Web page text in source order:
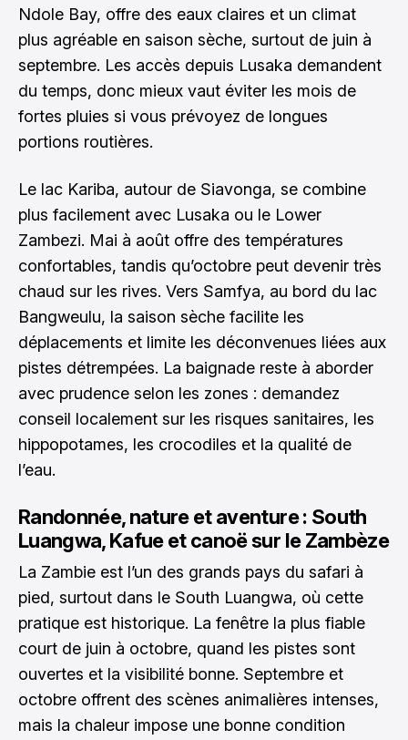
Ndole Bay, offre des eaux claires et un climat
plus agréable en saison sèche, surtout de juin à
septembre. Les accès depuis Lusaka demandent
du temps, donc mieux vaut éviter les mois de
fortes pluies si vous prévoyez de longues
portions routières.
Le lac Kariba, autour de Siavonga, se combine
plus facilement avec Lusaka ou le Lower
Zambezi. Mai à août offre des températures
confortables, tandis qu’octobre peut devenir très
chaud sur les rives. Vers Samfya, au bord du lac
Bangweulu, la saison sèche facilite les
déplacements et limite les déconvenues liées aux
pistes détrempées. La baignade reste à aborder
avec prudence selon les zones : demandez
conseil localement sur les risques sanitaires, les
hippopotames, les crocodiles et la qualité de
l’eau.
Randonnée, nature et aventure : South
Luangwa, Kafue et canoë sur le Zambèze
La Zambie est l’un des grands pays du safari à
pied, surtout dans le South Luangwa, où cette
pratique est historique. La fenêtre la plus fiable
court de juin à octobre, quand les pistes sont
ouvertes et la visibilité bonne. Septembre et
octobre offrent des scènes animalières intenses,
mais la chaleur impose une bonne condition